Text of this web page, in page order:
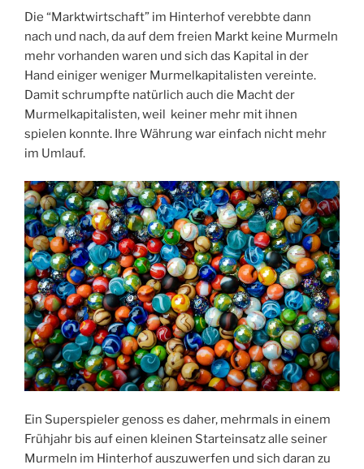
Die “Marktwirtschaft” im Hinterhof verebbte dann
nach und nach, da auf dem freien Markt keine Murmeln
mehr vorhanden waren und sich das Kapital in der
Hand einiger weniger Murmelkapitalisten vereinte.
Damit schrumpfte natürlich auch die Macht der
Murmelkapitalisten, weil keiner mehr mit ihnen
spielen konnte. Ihre Währung war einfach nicht mehr
im Umlauf.
Ein Superspieler genoss es daher, mehrmals in einem
Frühjahr bis auf einen kleinen Starteinsatz alle seiner
Murmeln im Hinterhof auszuwerfen und sich daran zu